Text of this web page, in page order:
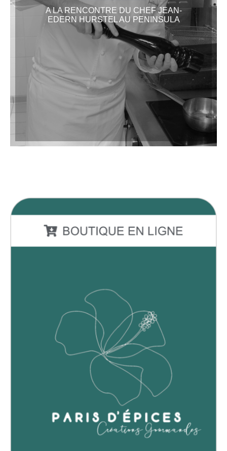
A LA RENCONTRE DU CHEF JEAN-
EDERN HURSTEL AU PENINSULA